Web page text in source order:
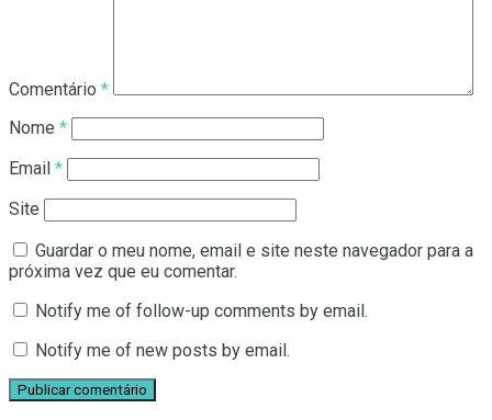
Comentário *
Nome *
Email *
Site
Guardar o meu nome, email e site neste navegador para a
próxima vez que eu comentar.
Notify me of follow-up comments by email.
Notify me of new posts by email.